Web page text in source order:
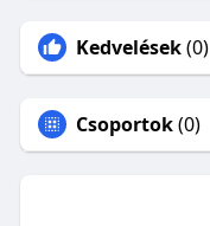
Kedvelések(0)
Csoportok(0)